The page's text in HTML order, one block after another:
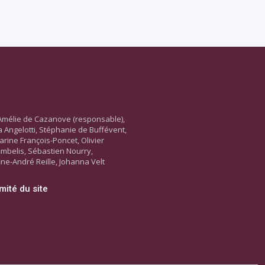
de Cazanove (responsable),
Angelotti, Stéphanie de Buffévent,
François-Poncet, Olivier
Sébastien Nourry,
André Reille, Johanna Velt
du site